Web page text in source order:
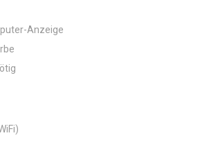
Anzeige